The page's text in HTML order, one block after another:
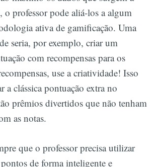
o professor pode aliá-los a algum
ativa de gamificação. Uma
seria, por exemplo, criar um
com recompensas para os
use a criatividade! Isso
a clássica pontuação extra no
prêmios divertidos que não tenham
as notas.
que o professor precisa utilizar
pontos de forma inteligente e